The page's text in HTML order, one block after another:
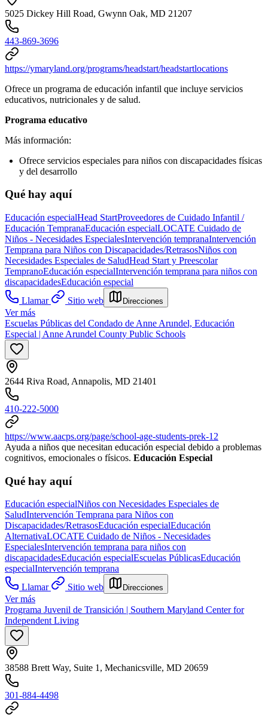
5025 Dickey Hill Road, Gwynn Oak, MD 21207
443-869-3696
https://ymaryland.org/programs/headstart/headstartlocations
Ofrece un programa de educación infantil que incluye servicios
educativos, nutricionales y de salud.
Programa educativo
Más información:
Ofrece servicios especiales para niños con discapacidades físicas
y del desarrollo
Qué hay aquí
Educación especialHead StartProveedores de Cuidado Infantil /
Educación TempranaEducación especialLOCATE Cuidado de
Niños - Necesidades EspecialesIntervención tempranaIntervención
Temprana para Niños con Discapacidades/RetrasosNiños con
Necesidades Especiales de SaludHead Start y Preescolar
TempranoEducación especialIntervención temprana para niños con
discapacidadesEducación especial
Llamar
Sitio web Direcciones
Ver más
Escuelas Públicas del Condado de Anne Arundel, Educación
Especial | Anne Arundel County Public Schools
2644 Riva Road, Annapolis, MD 21401
410-222-5000
https://www.aacps.org/page/school-age-students-prek-12
Ayuda a niños que necesitan educación especial debido a problemas
cognitivos, emocionales o físicos. Educación Especial
Qué hay aquí
Educación especialNiños con Necesidades Especiales de
SaludIntervención Temprana para Niños con
Discapacidades/RetrasosEducación especialEducación
AlternativaLOCATE Cuidado de Niños - Necesidades
EspecialesIntervención temprana para niños con
discapacidadesEducación especialEscuelas PúblicasEducación
especialIntervención temprana
Llamar
Sitio web Direcciones
Ver más
Programa Juvenil de Transición | Southern Maryland Center for
Independent Living
38588 Brett Way, Suite 1, Mechanicsville, MD 20659
301-884-4498